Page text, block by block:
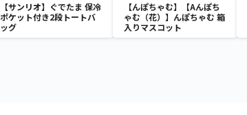
【サンリオ】ぐでたま 保冷
ポケット付き2段トートバ
ッグ
【んぽちゃむ】【Aんぽち
ゃむ（花）】んぽちゃむ 箱
入りマスコット